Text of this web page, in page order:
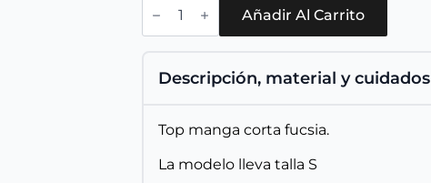
Pippa
Añadir Al Carrito
Descripción, material y cuidados
Top manga corta fucsia.
La modelo lleva talla S